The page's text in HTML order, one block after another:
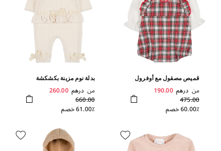
قميص مصقول مع أوفرول
من درهم 190.00
475.00
60.00٪ خصم
بدلة نوم مزينة بكشكشة
من درهم 260.00
660.00
61.00٪ خصم